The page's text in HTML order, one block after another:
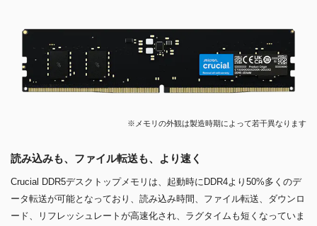
※メモリの外観は製造時期によって若干異なります
読み込みも、ファイル転送も、より速く
Crucial DDR5デスクトップメモリは、起動時にDDR4より50%多くのデ
ータ転送が可能となっており、読み込み時間、ファイル転送、ダウンロ
ード、リフレッシュレートが高速化され、ラグタイムも短くなっていま